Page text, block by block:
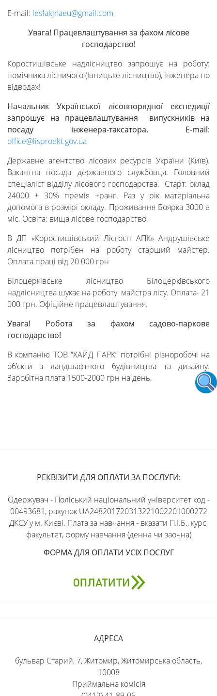
E-mail: lesfakjnaeu@gmail.com
Увага! Працевлаштування за фахом лісове
господарство!
Коростишівське надлісництво запрошує на роботу:
помічника лісничого (Івницьке лісництво), інженера по
відводах!
Начальник Української лісовпорядної експедиції
запрошує на працевлаштування випускників на
посаду інженера-таксатора. E-mail:
office@lisproekt.gov.ua
Державне агентство лісових ресурсів України (Київ).
Вакантна посада державного службовця: Головний
спеціаліст відділу лісового господарства. Старт: оклад
24000 + 30% премія +ранг. Раз у рік матеріальна
допомога в розмірі окладу. Проживання Боярка 3000 в
міс. Освіта: вища лісове господарство.
В ДП «Коростишівський Лісгосп АПК» Андрушівське
лісництво потрібен на роботу старший майстер.
Оплата праці від 20 000 грн
Білоцерківське лісництво Білоцерківського
надлісництва шукає на роботу майстра лісу. Оплата- 21
000 грн. Офіційне працевлаштування.
Увага! Робота за фахом садово-паркове
господарство!
В компанію ТОВ “ХАЙД ПАРК” потрібні різноробочі на
об’єкти з ландшафтного будівництва та дизайну.
Заробітна плата 1500-2000 грн на день.
РЕКВІЗИТИ ДЛЯ ОПЛАТИ ЗА ПОСЛУГИ:
Одержувач - Поліський національний університет код -
00493681, рахунок UA248201720313221002201000272
ДКСУ у м. Києві. Плата за навчання - вказати П.І.Б., курс,
факультет, форму навчання (денна чи заочна)
ФОРМА ДЛЯ ОПЛАТИ УСІХ ПОСЛУГ
АДРЕСА
бульвар Старий, 7, Житомир, Житомирська область,
10008
Приймальна комісія